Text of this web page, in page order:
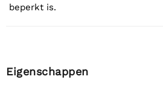
beperkt is.
Eigenschappen